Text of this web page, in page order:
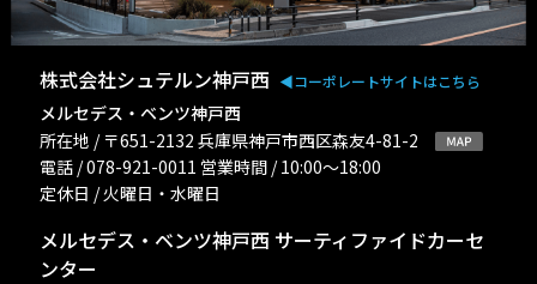
株式会社シュテルン神戸西 ◀︎コーポレートサイトはこちら
メルセデス・ベンツ神戸西
所在地 / 〒651-2132 兵庫県神戸市西区森友4-81-2
電話 / 078-921-0011 営業時間 / 10:00〜18:00
定休日 / 火曜日・水曜日
メルセデス・ベンツ神戸西 サーティファイドカーセ
ンター